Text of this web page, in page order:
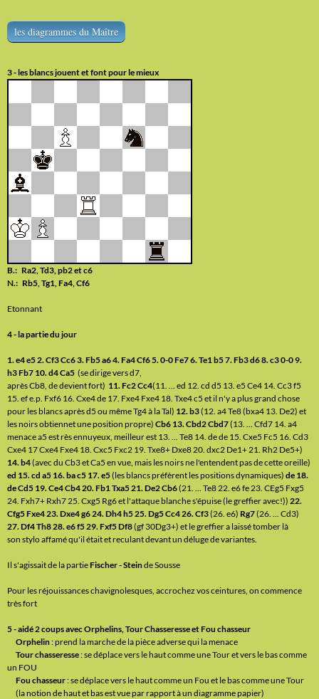
les diagrammes du Maître
3 - les blancs jouent et font pour le mieux
B.: Ra2, Td3, pb2 et c6
N.: Rb5, Tg1, Fa4, Cf6
Etonnant
4 - la partie du jour
1. e4 e5 2. Cf3 Cc6 3. Fb5 a6 4. Fa4 Cf6 5. 0-0 Fe7 6. Te1 b5 7. Fb3 d6 8. c3 0-0 9.
h3 Fb7 10. d4 Ca5 (se dirige vers d7,
après Cb8, de devient fort) 11. Fc2 Cc4(11. ... ed 12. cd d5 13. e5 Ce4 14. Cc3 f5
15. ef e.p. Fxf6 16. Cxe4 de 17. Fxe4 Fxe4 18. Txe4 c5 et il n'y a plus grand chose
pour les blancs après d5 ou même Tg4 à la Tal) 12. b3(12. a4 Te8 (bxa4 13. De2) et
les noirs obtiennet une position propre) Cb6 13. Cbd2 Cbd7(13. ... Cfd7 14. a4
menace a5 est rès ennuyeux, meilleur est 13. ... Te8 14. de de 15. Cxe5 Fc5 16. Cd3
Cxe4 17 Cxe4 Fxe4 18. Cxc5 Fxc2 19. Txe8+ Dxe8 20. dxc2 De1+ 21. Rh2 De5+)
14. b4(avec du Cb3 et Ca5 en vue, mais les noirs ne l'entendent pas de cette oreille)
ed 15. cd a5 16. ba c5 17. e5(les blancs préfèrent les positions dynamiques) de 18.
de Cd5 19. Ce4 Cb4 20. Fb1 Txa5 21. De2 Cb6(21. ... Te8 22. e6 fe 23. CEg5 Fxg5
24. Fxh7+ Rxh7 25. Cxg5 Rg6 et l'attaque blanche s'épuise (le greffier avec!)) 22.
Cfg5 Fxe4 23. Dxe4 g6 24. Dh4 h5 25. Dg5Cc4 26. Cf3(26. e6) Rg7(26. ... Cd3)
27. Df4 Th8 28. e6 f5 29. Fxf5 Df8(gf 30Dg3+) et le greffier a laissé tomber là
son stylo affamé qu'il était et reculant devant un déluge de variantes.
Il s'agissait de la partieFischer - Steinde Sousse
Pour les réjouissances chavignolesques, accrochez vos ceintures, on commence
très fort
5 - aidé 2 coups avec Orphelins, Tour Chasseresse et Fou chasseur
Orphelin: prend la marche de la pièce adverse qui la menace
Tour chasseresse: se déplace vers le haut comme une Tour et vers le bas comme
un FOU
Fou chasseur: se déplace vers le haut comme un Fou et le bas comme une Tour
(la notion de haut et bas est vue par rapport à un diagramme papier)